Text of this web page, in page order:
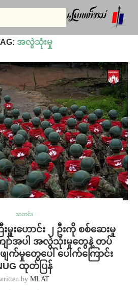
အလွဲသုံးမှု
သတင်း
းမှူးဟောင်း ၂ ဦးကို စစ်ဆေးမှု
ော်အပါ အလွဲသုံးမှုတွေနဲ့ တပ်
က်မှုတွေပေါ် ပေါက်ကြောင်း
ထုတ်ပြန်
by MLAT